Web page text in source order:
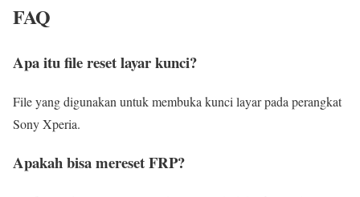
FAQ
Apa itu file reset layar kunci?
File yang digunakan untuk membuka kunci layar pada perangkat
Sony Xperia.
Apakah bisa mereset FRP?